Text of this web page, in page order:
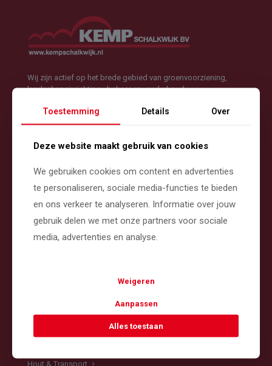
Wij zijn actief op het brede gebied van groenvoorziening,
landschapsinrichting, -beheer en -onderhoud.
Contact
Neereind 33, 3998 WJ Schalkwijk
info@kempschalkwijk.nl
Navigatie
Hout & Transport
Toestemming Details Over
Deze website maakt gebruik van cookies
We gebruiken cookies om content en advertenties
te personaliseren, sociale media-functies te bieden
en ons verkeer te analyseren. Informatie over jouw
gebruik delen we met onze partners voor sociale
media, advertenties en analyse.
Weigeren
Aanpassen
Alles toestaan